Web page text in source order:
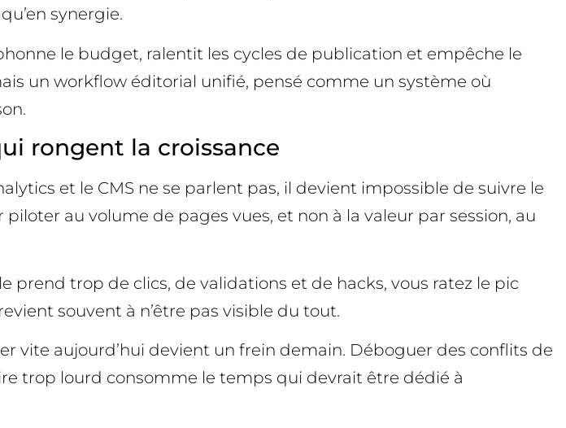
synergie.
le budget, ralentit les cycles de publication et empêche le
un workflow éditorial unifié, pensé comme un système où
rongent la croissance
et le CMS ne se parlent pas, il devient impossible de suivre le
au volume de pages vues, et non à la valeur par session, au
prend trop de clics, de validations et de hacks, vous ratez le pic
souvent à n’être pas visible du tout.
vite aujourd’hui devient un frein demain. Déboguer des conflits de
trop lourd consomme le temps qui devrait être dédié à